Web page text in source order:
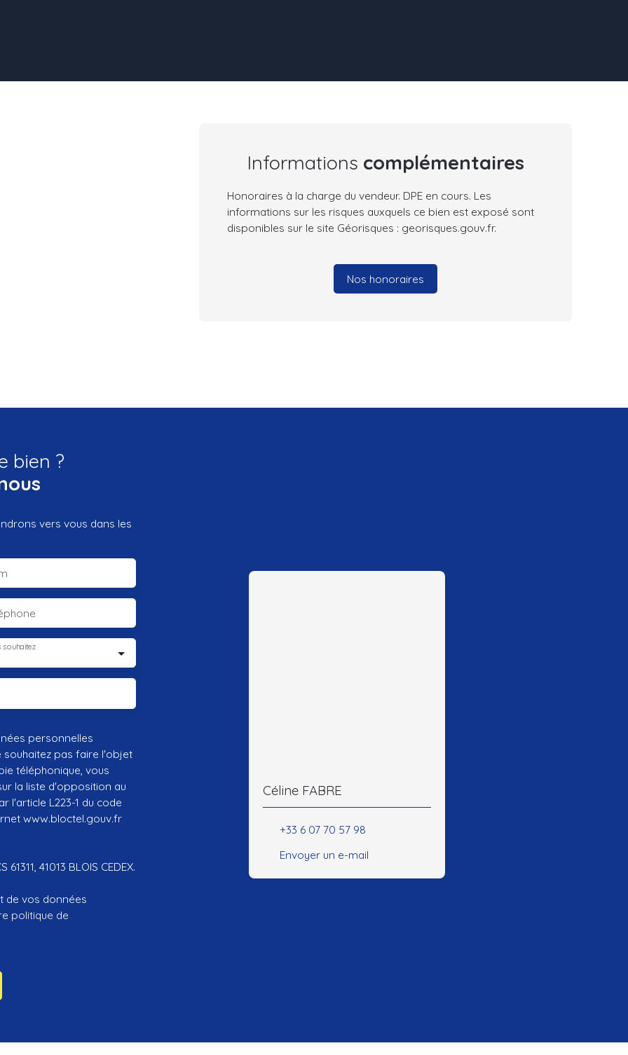
Informations complémentaires
Honoraires à la charge du vendeur. DPE en cours. Les
informations sur les risques auxquels ce bien est exposé sont
disponibles sur le site Géorisques : georisques.gouv.fr.
Nos honoraires
bien ?
vers vous dans les
souhaitez
personnelles
souhaitez pas faire l'objet
téléphonique, vous
la liste d'opposition au
l'article L223-1 du code
www.bloctel.gouv.fr
41013 BLOIS CEDEX.
de vos données
politique de
Céline FABRE
+33 6 07 70 57 98
Envoyer un e-mail